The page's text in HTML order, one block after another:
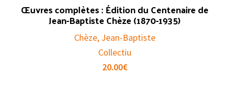
Œuvres complètes : Édition du Centenaire de
Jean-Baptiste Chèze (1870-1935)
Chèze, Jean-Baptiste
Collectiu
20.00€